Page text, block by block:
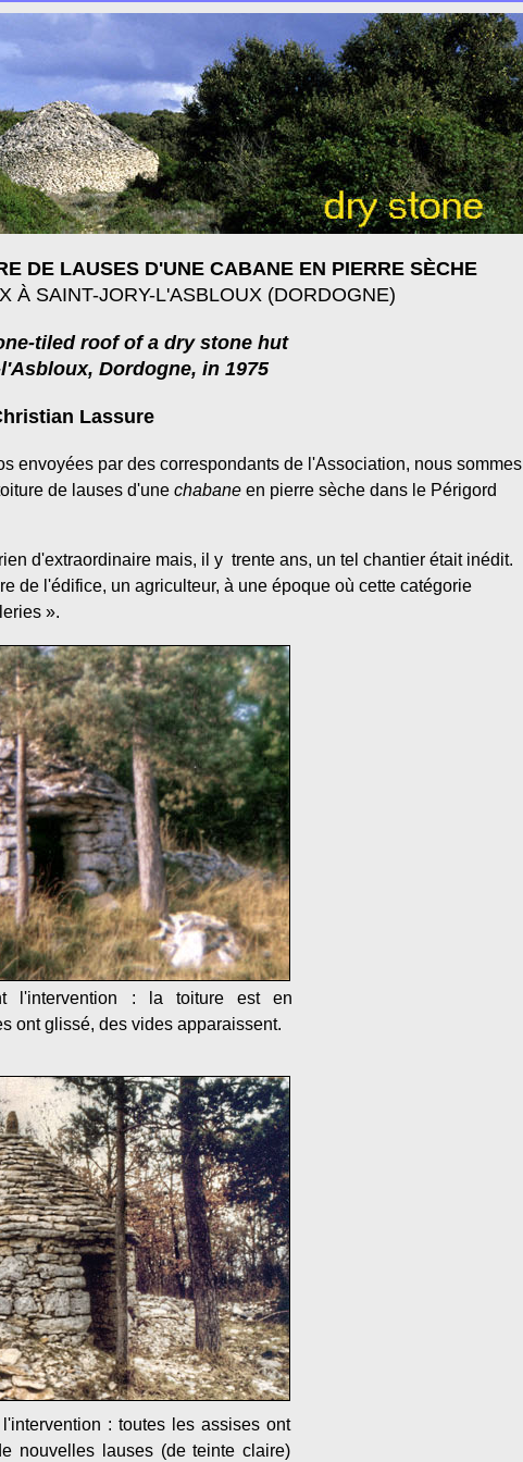
DE LAUSES D'UNE CABANE EN PIERRE SÈCHE
À SAINT-JORY-L'ASBLOUX (DORDOGNE)
tiled roof of a dry stone hut
Dordogne, in 1975
Lassure
envoyées par des correspondants de l'Association, nous sommes
de lauses d'une chabane en pierre sèche dans le Périgord
d'extraordinaire mais, il y trente ans, un tel chantier était inédit.
de l'édifice, un agriculteur, à une époque où cette catégorie
».
l'intervention : la toiture est en
ont glissé, des vides apparaissent.
: toutes les assises ont
nouvelles lauses (de teinte claire)